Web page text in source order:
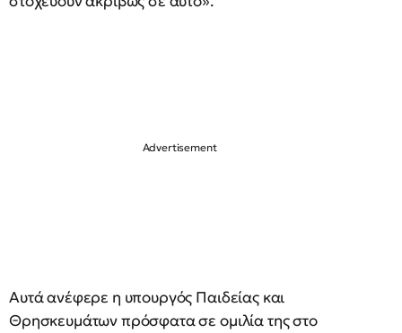
Αυτά ανέφερε η υπουργός Παιδείας και
Θρησκευμάτων πρόσφατα σε ομιλία της στο